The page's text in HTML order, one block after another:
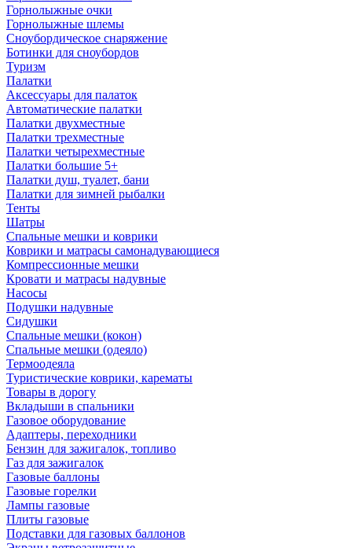
Горнолыжные очки
Горнолыжные шлемы
Сноубордическое снаряжение
Ботинки для сноубордов
Туризм
Палатки
Аксессуары для палаток
Автоматические палатки
Палатки двухместные
Палатки трехместные
Палатки четырехместные
Палатки большие 5+
Палатки душ, туалет, бани
Палатки для зимней рыбалки
Тенты
Шатры
Спальные мешки и коврики
Коврики и матрасы самонадувающиеся
Компрессионные мешки
Кровати и матрасы надувные
Насосы
Подушки надувные
Сидушки
Спальные мешки (кокон)
Спальные мешки (одеяло)
Термоодеяла
Туристические коврики, карематы
Товары в дорогу
Вкладыши в спальники
Газовое оборудование
Адаптеры, переходники
Бензин для зажигалок, топливо
Газ для зажигалок
Газовые баллоны
Газовые горелки
Лампы газовые
Плиты газовые
Подставки для газовых баллонов